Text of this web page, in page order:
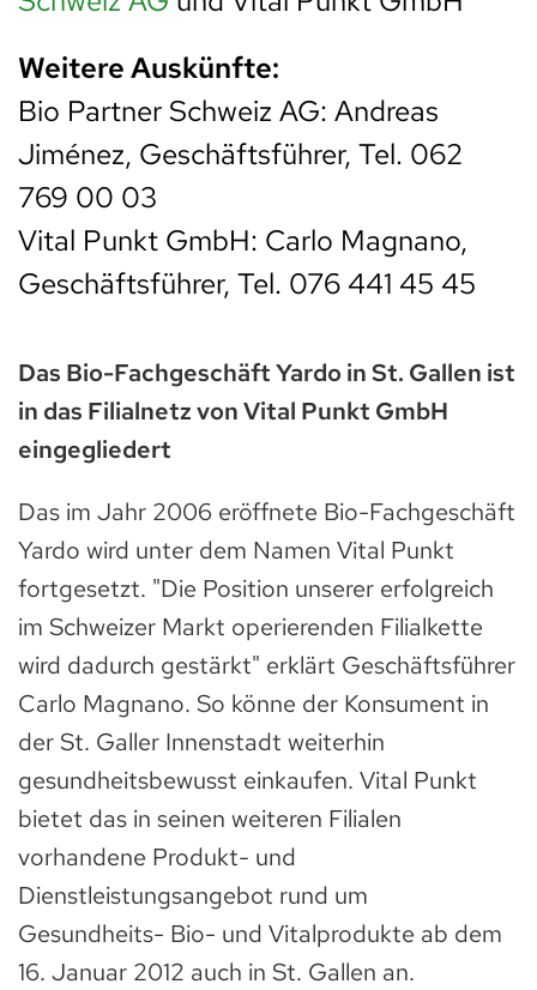
Weitere Auskünfte:
Bio Partner Schweiz AG: Andreas
Jiménez, Geschäftsführer, Tel. 062
769 00 03
Vital Punkt GmbH: Carlo Magnano,
Geschäftsführer, Tel. 076 441 45 45
Das Bio-Fachgeschäft Yardo in St. Gallen ist
in das Filialnetz von Vital Punkt GmbH
eingegliedert
Das im Jahr 2006 eröffnete Bio-Fachgeschäft
Yardo wird unter dem Namen Vital Punkt
fortgesetzt. "Die Position unserer erfolgreich
im Schweizer Markt operierenden Filialkette
wird dadurch gestärkt" erklärt Geschäftsführer
Carlo Magnano. So könne der Konsument in
der St. Galler Innenstadt weiterhin
gesundheitsbewusst einkaufen. Vital Punkt
bietet das in seinen weiteren Filialen
vorhandene Produkt- und
Dienstleistungsangebot rund um
Gesundheits- Bio- und Vitalprodukte ab dem
16. Januar 2012 auch in St. Gallen an.